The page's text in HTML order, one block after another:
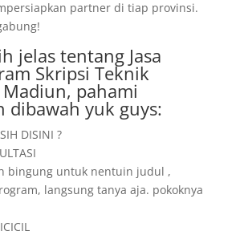
partner di tiap provinsi.
jelas tentang Jasa
Skripsi Teknik
pahami
dibawah yuk guys:
DISINI ?
bingung untuk nentuin judul ,
langsung tanya aja. pokoknya